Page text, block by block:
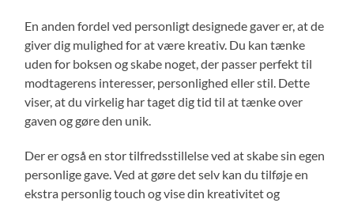
En anden fordel ved personligt designede gaver er, at de
giver dig mulighed for at være kreativ. Du kan tænke
uden for boksen og skabe noget, der passer perfekt til
modtagerens interesser, personlighed eller stil. Dette
viser, at du virkelig har taget dig tid til at tænke over
gaven og gøre den unik.
Der er også en stor tilfredsstillelse ved at skabe sin egen
personlige gave. Ved at gøre det selv kan du tilføje en
ekstra personlig touch og vise din kreativitet og